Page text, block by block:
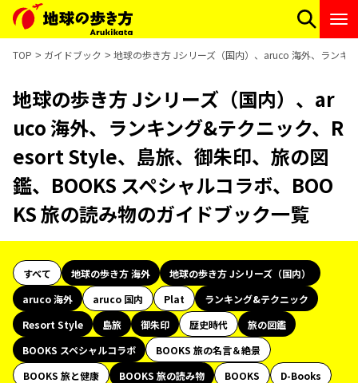
TOP ガイドブック 地球の歩き方 Jシリーズ（国内）、aruco 海外、ランキ
地球の歩き方 Jシリーズ（国内）、ar
uco 海外、ランキング&テクニック、R
esort Style、島旅、御朱印、旅の図
鑑、BOOKS スペシャルコラボ、BOO
KS 旅の読み物のガイドブック一覧
すべて 地球の歩き方 海外
地球の歩き方 Jシリーズ（国内）
aruco 海外
aruco 国内 Plat
ランキング&テクニック
Resort Style
島旅 御朱印 歴史時代
旅の図鑑
BOOKS スペシャルコラボ
BOOKS 旅の名言＆絶景
BOOKS 旅と健康
BOOKS 旅の読み物 BOOKS
D-Books